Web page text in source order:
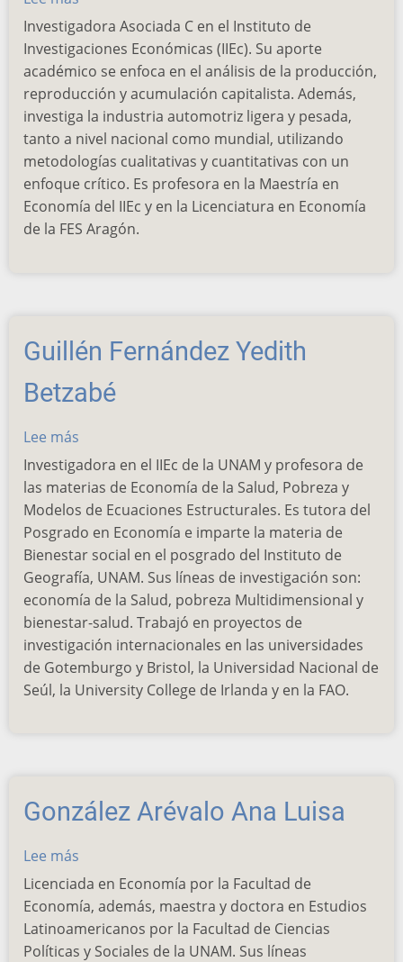
Pérez
Juárez
Nayeli
Investigadora Asociada C en el Instituto de
Investigaciones Económicas (IIEc). Su aporte
académico se enfoca en el análisis de la producción,
reproducción y acumulación capitalista. Además,
investiga la industria automotriz ligera y pesada,
tanto a nivel nacional como mundial, utilizando
metodologías cualitativas y cuantitativas con un
enfoque crítico. Es profesora en la Maestría en
Economía del IIEc y en la Licenciatura en Economía
de la FES Aragón.
Guillén Fernández Yedith
Betzabé
Lee más
Guillén
Fernández
Yedith
Betzabé
Investigadora en el IIEc de la UNAM y profesora de
las materias de Economía de la Salud, Pobreza y
Modelos de Ecuaciones Estructurales. Es tutora del
Posgrado en Economía e imparte la materia de
Bienestar social en el posgrado del Instituto de
Geografía, UNAM. Sus líneas de investigación son:
economía de la Salud, pobreza Multidimensional y
bienestar-salud. Trabajó en proyectos de
investigación internacionales en las universidades
de Gotemburgo y Bristol, la Universidad Nacional de
Seúl, la University College de Irlanda y en la FAO.
González Arévalo Ana Luisa
Lee más
González
Arévalo
Ana
Luisa
Licenciada en Economía por la Facultad de
Economía, además, maestra y doctora en Estudios
Latinoamericanos por la Facultad de Ciencias
Políticas y Sociales de la UNAM. Sus líneas